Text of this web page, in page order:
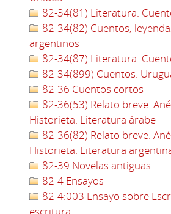
82-34(81) Literatura.
82-34(82) Cuentos,
argentinos
82-34(87) Literatura.
82-34(899) Cuentos.
82-36 Cuentos cortos
82-36(53) Relato breve.
Historieta. Literatura árabe
82-36(82) Relato breve.
Historieta. Literatura
82-39 Novelas antiguas
82-4 Ensayos
82-4:003 Ensayo sobre